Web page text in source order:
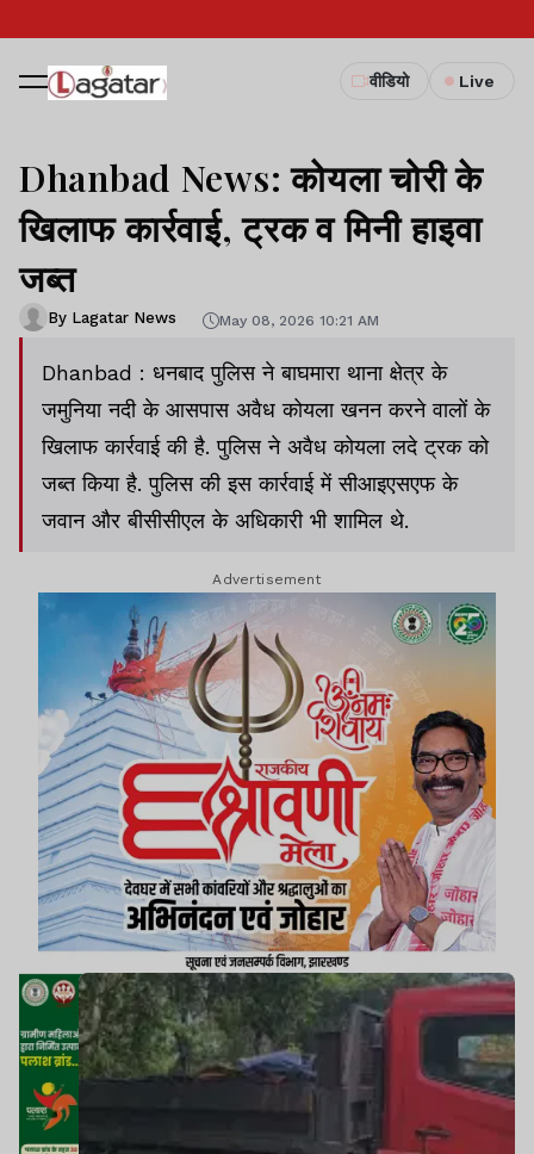
वीडियो Live
Dhanbad News: कोयला चोरी के
खिलाफ कार्रवाई, ट्रक व मिनी हाइवा
जब्त
By Lagatar News May 08, 2026 10:21 AM
Dhanbad : धनबाद पुलिस ने बाघमारा थाना क्षेत्र के
जमुनिया नदी के आसपास अवैध कोयला खनन करने वालों के
खिलाफ कार्रवाई की है. पुलिस ने अवैध कोयला लदे ट्रक को
जब्त किया है. पुलिस की इस कार्रवाई में सीआइएसएफ के
जवान और बीसीसीएल के अधिकारी भी शामिल थे.
Advertisement